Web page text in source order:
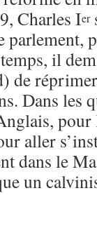
Charles Ier
il
Dans les
aller
dans le
un